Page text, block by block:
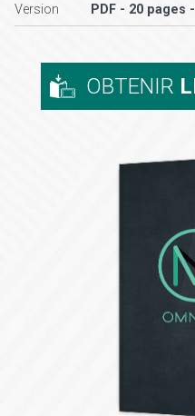
Version PDF - 20 pages
OBTENIR